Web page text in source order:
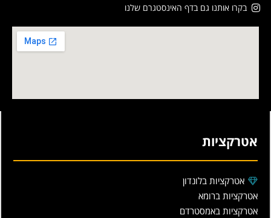
בקרו אותנו גם בדף האינסטגרם שלנו
אטרקציות
אטרקציות בלונדון
אטרקציות ברומא
אטרקציות באמסטרדם